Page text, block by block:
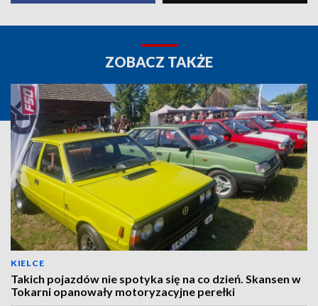
ZOBACZ TAKŻE
KIELCE
Takich pojazdów nie spotyka się na co dzień. Skansen w
Tokarni opanowały motoryzacyjne perełki